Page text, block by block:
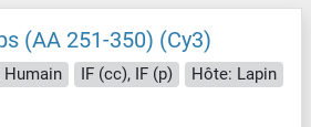
(AA 251-350) (Cy3)
Humain IF (cc), IF (p)
Hôte: Lapin